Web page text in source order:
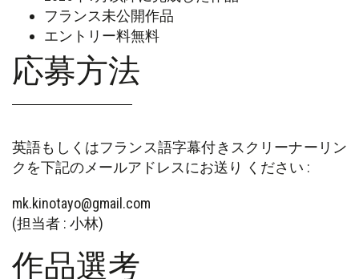
フランス未公開作品
エントリー料無料
応募方法
英語もしくはフランス語字幕付きスクリーナーリン
クを下記のメールアドレスにお送り ください :
mk.kinotayo@gmail.com
(担当者 : 小林)
作品選考